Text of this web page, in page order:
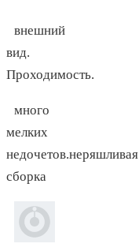
внешний
вид.
Проходимость.
много
мелких
недочетов.неряшливая
сборка